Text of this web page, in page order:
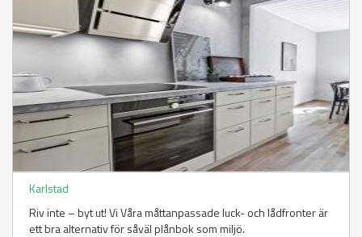
Karlstad
Riv inte – byt ut! Vi Våra måttanpassade luck- och lådfronter är
ett bra alternativ för såväl plånbok som miljö.